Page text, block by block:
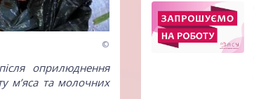
©
оприлюднення
м’яса та молочних